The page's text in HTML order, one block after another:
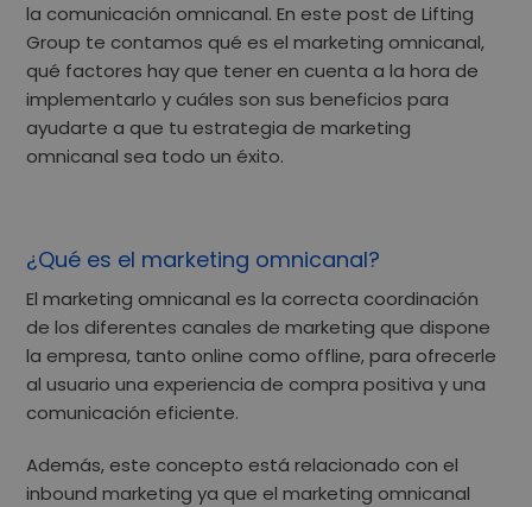
la comunicación omnicanal. En este post deLifting
Group te contamos qué es el marketing omnicanal,
qué factores hay que tener en cuenta a la hora de
implementarlo y cuáles son sus beneficios para
ayudarte a que tu estrategia de marketing
omnicanal sea todo un éxito.
¿Qué es el marketing omnicanal?
Elmarketing omnicanal es la correcta coordinación
de los diferentes canales de marketing que dispone
la empresa, tanto online como offline, para ofrecerle
al usuario una experiencia de compra positiva y una
comunicación eficiente.
Además, este concepto está relacionado con el
inbound marketing ya que el marketing omnicanal